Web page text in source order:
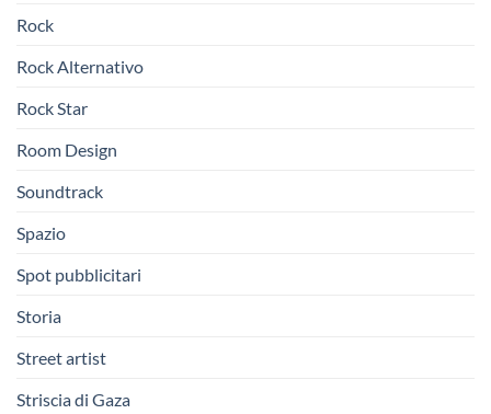
Rock
Rock Alternativo
Rock Star
Room Design
Soundtrack
Spazio
Spot pubblicitari
Storia
Street artist
Striscia di Gaza